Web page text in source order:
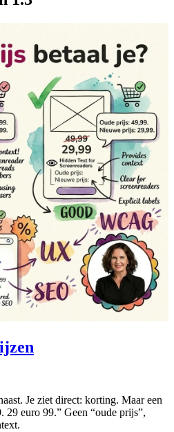
Je ziet direct: korting. Maar een
29 euro 99.” Geen “oude prijs”,